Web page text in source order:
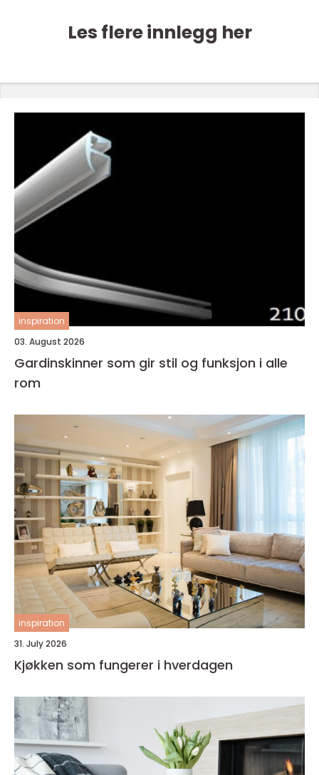
Les flere innlegg her
inspiration
03. August 2026
Gardinskinner som gir stil og funksjon i alle
rom
inspiration
31. July 2026
Kjøkken som fungerer i hverdagen